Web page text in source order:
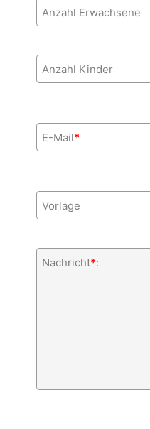
Anzahl Erwachsene
Anzahl Kinder
E-Mail*
Vorlage
Nachricht*: